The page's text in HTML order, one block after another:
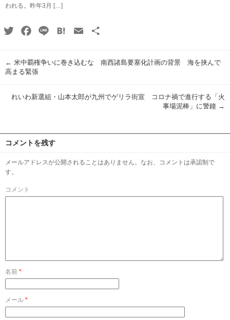
われる。昨年3月 […]
TwitterFacebook
Line HatenaEmail
← 米中覇権争いに巻き込むな 南西諸島要塞化計画の背景 海を挟んで
高まる緊張
れいわ新選組・山本太郎が九州でゲリラ街宣 コロナ禍で進行する「火
事場泥棒」に警鐘 →
コメントを残す
メールアドレスが公開されることはありません。なお、コメントは承認制で
す。
コメント
名前 *
メール *